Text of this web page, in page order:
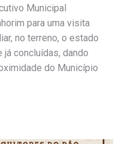
Municipal
para uma visita
no terreno, o estado
concluídas, dando
do Município